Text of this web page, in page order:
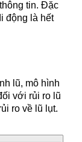
tin. Đặc
động là hết
lũ, mô hình
với rủi ro lũ
ro về lũ lụt.